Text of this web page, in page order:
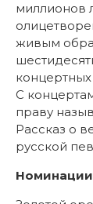
миллионов
живым
С
праву
Рассказ о
русской